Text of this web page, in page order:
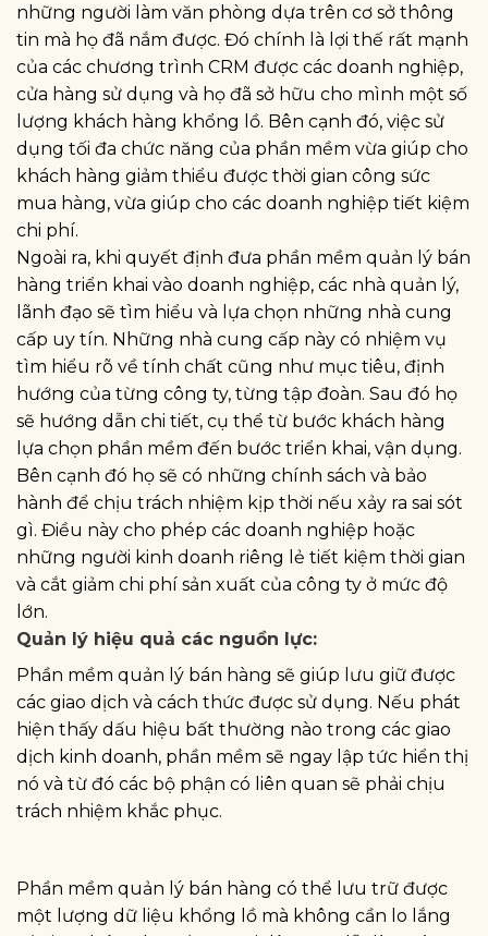
những người làm văn phòng dựa trên cơ sở thông
tin mà họ đã nắm được. Đó chính là lợi thế rất mạnh
của các chương trình CRM được các doanh nghiệp,
cửa hàng sử dụng và họ đã sở hữu cho mình một số
lượng khách hàng khổng lồ. Bên cạnh đó, việc sử
dụng tối đa chức năng của phần mềm vừa giúp cho
khách hàng giảm thiểu được thời gian công sức
mua hàng, vừa giúp cho các doanh nghiệp tiết kiệm
chi phí.
Ngoài ra, khi quyết định đưa phần mềm quản lý bán
hàng triển khai vào doanh nghiệp, các nhà quản lý,
lãnh đạo sẽ tìm hiểu và lựa chọn những nhà cung
cấp uy tín. Những nhà cung cấp này có nhiệm vụ
tìm hiểu rõ về tính chất cũng như mục tiêu, định
hướng của từng công ty, từng tập đoàn. Sau đó họ
sẽ hướng dẫn chi tiết, cụ thể từ bước khách hàng
lựa chọn phần mềm đến bước triển khai, vận dụng.
Bên cạnh đó họ sẽ có những chính sách và bảo
hành để chịu trách nhiệm kịp thời nếu xảy ra sai sót
gì. Điều này cho phép các doanh nghiệp hoặc
những người kinh doanh riêng lẻ tiết kiệm thời gian
và cắt giảm chi phí sản xuất của công ty ở mức độ
lớn.
Quản lý hiệu quả các nguồn lực:
Phần mềm quản lý bán hàng sẽ giúp lưu giữ được
các giao dịch và cách thức được sử dụng. Nếu phát
hiện thấy dấu hiệu bất thường nào trong các giao
dịch kinh doanh, phần mềm sẽ ngay lập tức hiển thị
nó và từ đó các bộ phận có liên quan sẽ phải chịu
trách nhiệm khắc phục.
Phần mềm quản lý bán hàng có thể lưu trữ được
một lượng dữ liệu khổng lồ mà không cần lo lắng